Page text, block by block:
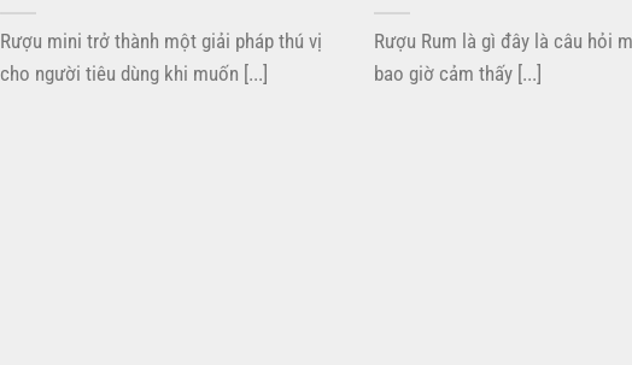
Rượu mini trở thành một giải pháp thú vị
cho người tiêu dùng khi muốn [...]
Rượu Rum là gì đây là câu hỏi
bao giờ cảm thấy [...]